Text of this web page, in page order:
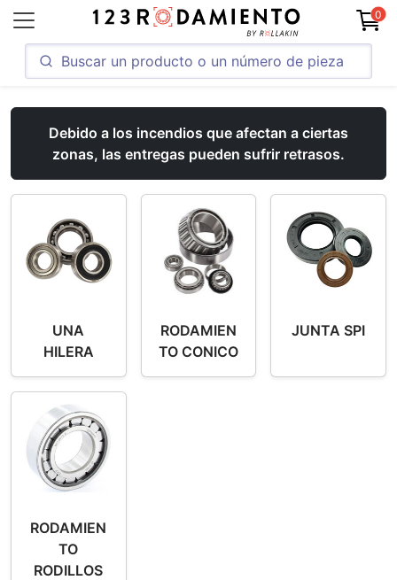
0
Debido a los incendios que afectan a ciertas
zonas, las entregas pueden sufrir retrasos.
UNA
HILERA
RODAMIEN
TO CONICO
JUNTA SPI
RODAMIEN
TO
RODILLOS